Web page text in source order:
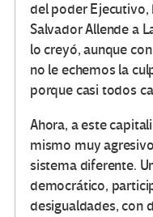
del poder
Salvador Allende a
lo creyó, aunque
no le echemos la
porque casi todos
Ahora, a este
mismo muy
sistema diferente.
democrático,
desigualdades, con